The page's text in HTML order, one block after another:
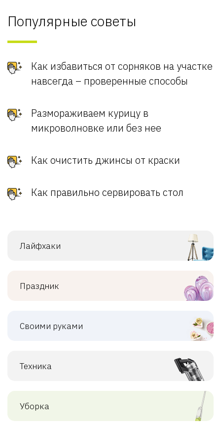
Популярные советы
Как избавиться от сорняков на участке
навсегда – проверенные способы
Размораживаем курицу в
микроволновке или без нее
Как очистить джинсы от краски
Как правильно сервировать стол
Лайфхаки
Праздник
Своими руками
Техника
Уборка